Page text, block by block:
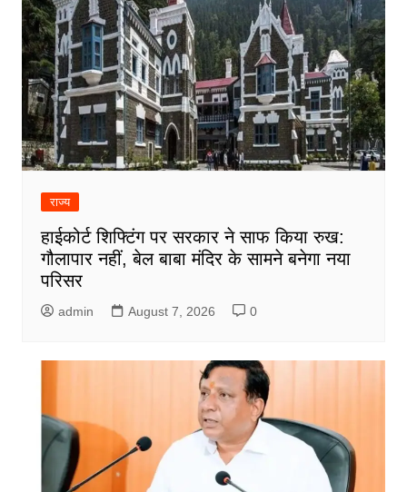
राज्य
हाईकोर्ट शिफ्टिंग पर सरकार ने साफ किया रुख:
गौलापार नहीं, बेल बाबा मंदिर के सामने बनेगा नया
परिसर
admin August 7, 2026 0